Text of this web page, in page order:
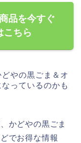
品を今すぐ
こちら
やの黒ごま＆オ
っているのかも
かどやの黒ごま
でお得な情報